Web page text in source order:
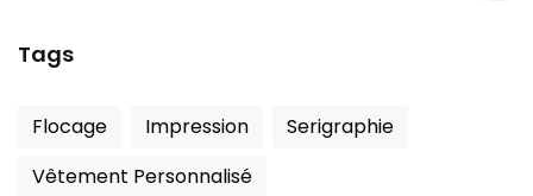
Tags
Flocage Impression
Serigraphie
Vêtement Personnalisé